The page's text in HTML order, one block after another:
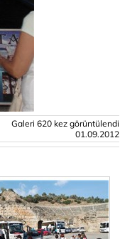
Galeri 620 kez görüntülendi
01.09.2012